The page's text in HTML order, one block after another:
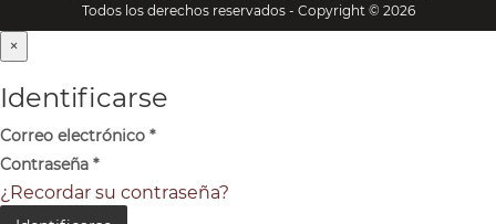
Todos los derechos reservados - Copyright © 2026
×
Identificarse
Correo electrónico *
Contraseña *
¿Recordar su contraseña?